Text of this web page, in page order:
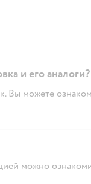
и его аналоги?
Вы можете
можно